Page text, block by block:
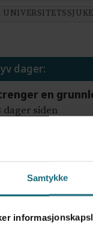
Samtykke
dager:
en
dager siden
oppgaver
4 dager siden